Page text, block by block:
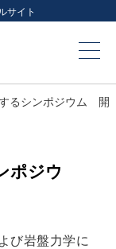
サイト
るシンポジウム 開
ポジウ
び岩盤力学に